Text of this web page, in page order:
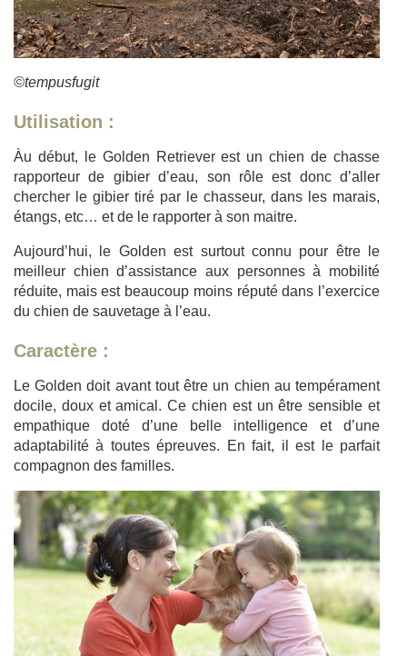
©tempusfugit
Utilisation :
Àu début, le Golden Retriever est un chien de chasse
rapporteur de gibier d’eau, son rôle est donc d’aller
chercher le gibier tiré par le chasseur, dans les marais,
étangs, etc… et de le rapporter à son maitre.
Aujourd’hui, le Golden est surtout connu pour être le
meilleur chien d’assistance aux personnes à mobilité
réduite, mais est beaucoup moins réputé dans l’exercice
du chien de sauvetage à l’eau.
Caractère :
Le Golden doit avant tout être un chien au tempérament
docile, doux et amical. Ce chien est un être sensible et
empathique doté d’une belle intelligence et d’une
adaptabilité à toutes épreuves. En fait, il est le parfait
compagnon des familles.